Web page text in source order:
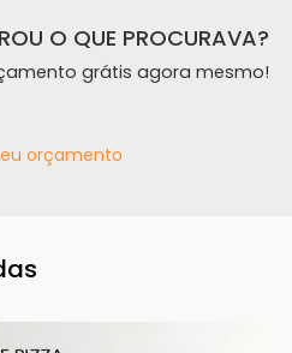
O QUE PROCURAVA?
grátis agora mesmo!
orçamento